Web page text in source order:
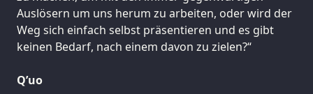
Auslösern um uns herum zu arbeiten, oder wird der
Weg sich einfach selbst präsentieren und es gibt
keinen Bedarf, nach einem davon zu zielen?“
Q’uo